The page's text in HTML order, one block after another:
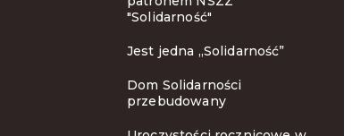
"Solidarność"
Jest jedna „Solidarność”
Dom Solidarności
przebudowany